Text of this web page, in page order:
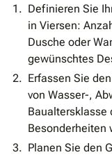
Definieren Sie
in Viersen:
Dusche oder
gewünschtes
Erfassen Sie
von Wasser-,
Baualtersklasse
Besonderheiten
Planen Sie den